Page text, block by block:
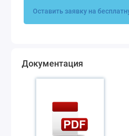
Оставить заявку на
Документация